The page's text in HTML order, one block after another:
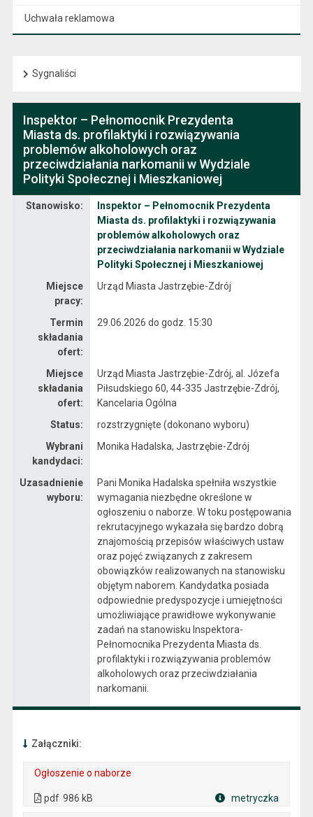
Uchwała reklamowa
Sygnaliści
Inspektor – Pełnomocnik Prezydenta
Miasta ds. profilaktyki i rozwiązywania
problemów alkoholowych oraz
przeciwdziałania narkomanii w Wydziale
Polityki Społecznej i Mieszkaniowej
Stanowisko:
Inspektor – Pełnomocnik Prezydenta
Miasta ds. profilaktyki i rozwiązywania
problemów alkoholowych oraz
przeciwdziałania narkomanii w Wydziale
Polityki Społecznej i Mieszkaniowej
Miejsce
pracy:
Urząd Miasta Jastrzębie-Zdrój
Termin
składania
ofert:
29.06.2026 do godz. 15:30
Miejsce
składania
ofert:
Urząd Miasta Jastrzębie-Zdrój, al. Józefa
Piłsudskiego 60, 44-335 Jastrzębie-Zdrój,
Kancelaria Ogólna
Status:
rozstrzygnięte (dokonano wyboru)
Wybrani
kandydaci:
Monika Hadalska, Jastrzębie-Zdrój
Uzasadnienie
wyboru:
Pani Monika Hadalska spełniła wszystkie
wymagania niezbędne określone w
ogłoszeniu o naborze. W toku postępowania
rekrutacyjnego wykazała się bardzo dobrą
znajomością przepisów właściwych ustaw
oraz pojęć związanych z zakresem
obowiązków realizowanych na stanowisku
objętym naborem. Kandydatka posiada
odpowiednie predyspozycje i umiejętności
umożliwiające prawidłowe wykonywanie
zadań na stanowisku Inspektora-
Pełnomocnika Prezydenta Miasta ds.
profilaktyki i rozwiązywania problemów
alkoholowych oraz przeciwdziałania
narkomanii.
Załączniki:
Ogłoszenie o naborze
pdf 986 kB metryczka